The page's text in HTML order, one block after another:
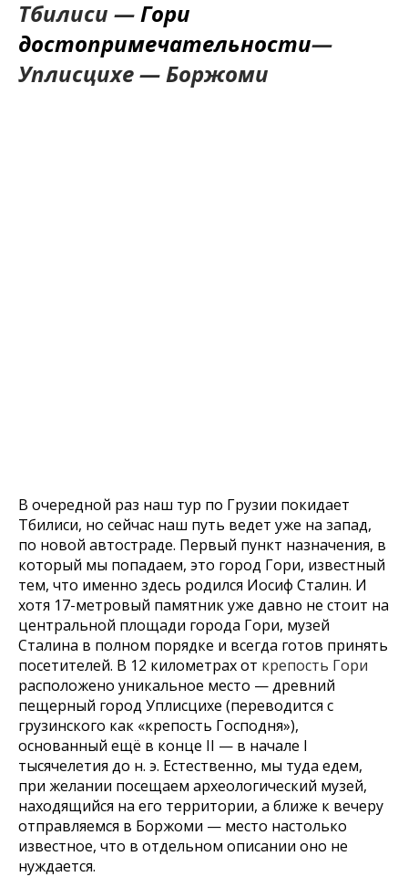
Тбилиси —Гори
достопримечательности—
Уплисцихе — Боржоми
В очередной раз наш тур по Грузии покидает
Тбилиси, но сейчас наш путь ведет уже на запад,
по новой автостраде. Первый пункт назначения, в
который мы попадаем, это город Гори, известный
тем, что именно здесь родился Иосиф Сталин. И
хотя 17-метровый памятник уже давно не стоит на
центральной площади города Гори, музей
Сталина в полном порядке и всегда готов принять
посетителей. В 12 километрах от крепость Гори
расположено уникальное место — древний
пещерный город Уплисцихе (переводится с
грузинского как «крепость Господня»),
основанный ещё в конце II — в начале I
тысячелетия до н. э. Естественно, мы туда едем,
при желании посещаем археологический музей,
находящийся на его территории, а ближе к вечеру
отправляемся в Боржоми — место настолько
известное, что в отдельном описании оно не
нуждается.